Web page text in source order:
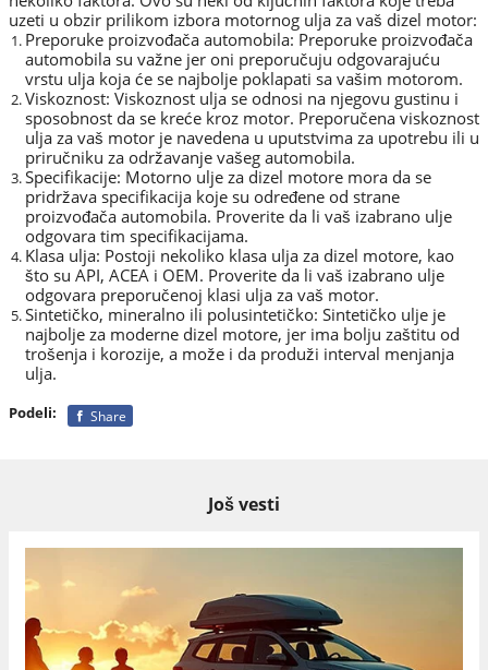
uzeti u obzir prilikom izbora motornog ulja za vaš dizel motor:
Preporuke proizvođača automobila: Preporuke proizvođača
automobila su važne jer oni preporučuju odgovarajuću
vrstu ulja koja će se najbolje poklapati sa vašim motorom.
Viskoznost: Viskoznost ulja se odnosi na njegovu gustinu i
sposobnost da se kreće kroz motor. Preporučena viskoznost
ulja za vaš motor je navedena u uputstvima za upotrebu ili u
priručniku za održavanje vašeg automobila.
Specifikacije: Motorno ulje za dizel motore mora da se
pridržava specifikacija koje su određene od strane
proizvođača automobila. Proverite da li vaš izabrano ulje
odgovara tim specifikacijama.
Klasa ulja: Postoji nekoliko klasa ulja za dizel motore, kao
što su API, ACEA i OEM. Proverite da li vaš izabrano ulje
odgovara preporučenoj klasi ulja za vaš motor.
Sintetičko, mineralno ili polusintetičko: Sintetičko ulje je
najbolje za moderne dizel motore, jer ima bolju zaštitu od
trošenja i korozije, a može i da produži interval menjanja
ulja.
Podeli: Share
Još vesti